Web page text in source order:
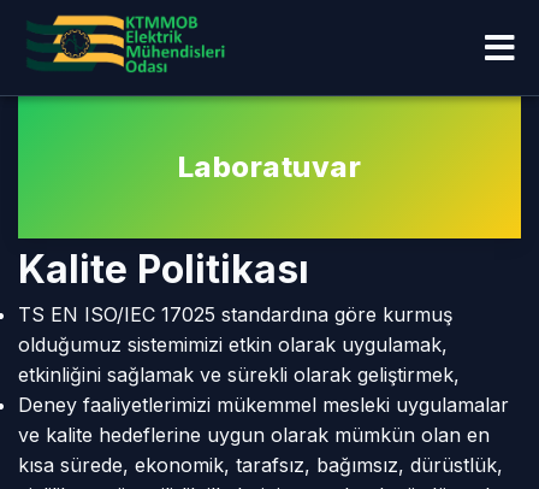
Laboratuvar
Kalite Politikası
TS EN ISO/IEC 17025 standardına göre kurmuş
olduğumuz sistemimizi etkin olarak uygulamak,
etkinliğini sağlamak ve sürekli olarak geliştirmek,
Deney faaliyetlerimizi mükemmel mesleki uygulamalar
ve kalite hedeflerine uygun olarak mümkün olan en
kısa sürede, ekonomik, tarafsız, bağımsız, dürüstlük,